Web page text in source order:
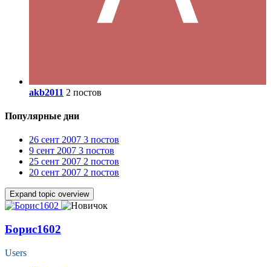
akb2011 2 постов
Популярные дни
26 сент 2007 3 постов
9 сент 2007 3 постов
25 сент 2007 2 постов
20 сент 2007 2 постов
Expand topic overview
Борис1602
Users